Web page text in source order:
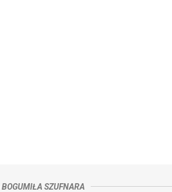
BOGUMIŁA SZUFNARA